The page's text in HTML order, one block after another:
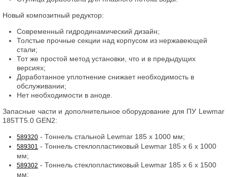
Новый композитный редуктор:
Современный гидродинамический дизайн;
Толстые прочные секции над корпусом из нержавеющей
стали;
Тот же простой метод установки, что и в предыдущих
версиях;
Доработанное уплотнение снижает необходимость в
обслуживании;
Нет необходимости в аноде.
Запасные части и дополнительное оборудование для ПУ Lewmar
185TT5.0 GEN2:
589320 - Тоннель стальной Lewmar 185 x 1000 мм;
589301 - Тоннель стеклопластиковый Lewmar 185 x 6 x 1000
мм;
589302 - Тоннель стеклопластиковый Lewmar 185 x 6 x 1500
мм;